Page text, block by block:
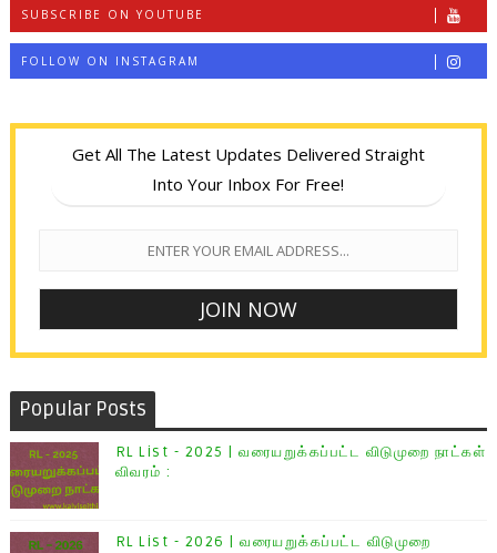
SUBSCRIBE ON YOUTUBE
FOLLOW ON INSTAGRAM
Get All The Latest Updates Delivered Straight
Into Your Inbox For Free!
Popular Posts
RL List - 2025 | வரையறுக்கப்பட்ட விடுமுறை நாட்கள்
விவரம் :
RL List - 2026 | வரையறுக்கப்பட்ட விடுமுறை